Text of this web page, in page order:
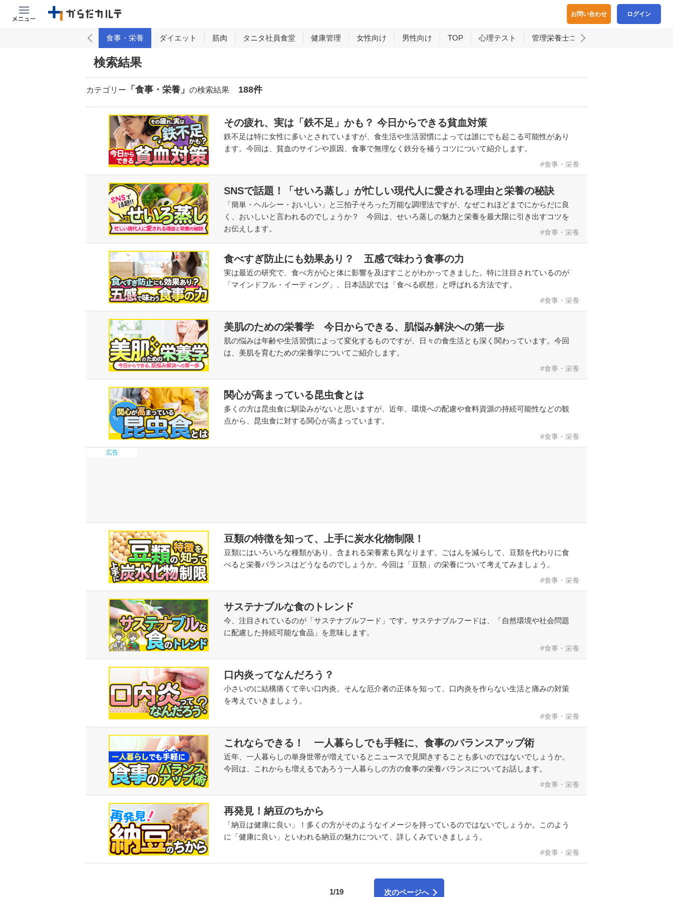
お問い合わせ ログイン
TOP 心理テスト 管理栄養士コラム
お酒 食事・栄養 ダイエット 筋肉 タニタ社員食堂 健康管理 女性向け 男性向け
検索結果
カテゴリー 「食事・栄養」 の検索結果 188件
その疲れ、実は「鉄不足」かも？ 今日からできる貧血対策
鉄不足は特に女性に多いとされていますが、食生活や生活習慣によっては誰にでも起こる可能性があり
ます。今回は、貧血のサインや原因、食事で無理なく鉄分を補うコツについて紹介します。
食事・栄養
SNSで話題！「せいろ蒸し」が忙しい現代人に愛される理由と栄養の秘訣
「簡単・ヘルシー・おいしい」と三拍子そろった万能な調理法ですが、なぜこれほどまでにからだに良
く、おいしいと言われるのでしょうか？ 今回は、せいろ蒸しの魅力と栄養を最大限に引き出すコツを
お伝えします。
食事・栄養
食べすぎ防止にも効果あり？ 五感で味わう食事の力
実は最近の研究で、食べ方が心と体に影響を及ぼすことがわかってきました。特に注目されているのが
「マインドフル・イーティング」、日本語訳では「食べる瞑想」と呼ばれる方法です。
食事・栄養
美肌のための栄養学 今日からできる、肌悩み解決への第一歩
肌の悩みは年齢や生活習慣によって変化するものですが、日々の食生活とも深く関わっています。今回
は、美肌を育むための栄養学についてご紹介します。
食事・栄養
関心が高まっている昆虫食とは
多くの方は昆虫食に馴染みがないと思いますが、近年、環境への配慮や食料資源の持続可能性などの観
点から、昆虫食に対する関心が高まっています。
食事・栄養
豆類の特徴を知って、上手に炭水化物制限！
豆類にはいろいろな種類があり、含まれる栄養素も異なります。ごはんを減らして、豆類を代わりに食
べると栄養バランスはどうなるのでしょうか。今回は「豆類」の栄養について考えてみましょう。
食事・栄養
サステナブルな食のトレンド
今、注目されているのが「サステナブルフード」です。サステナブルフードは、「自然環境や社会問題
に配慮した持続可能な食品」を意味します。
食事・栄養
口内炎ってなんだろう？
小さいのに結構痛くて辛い口内炎。そんな厄介者の正体を知って、口内炎を作らない生活と痛みの対策
を考えていきましょう。
食事・栄養
これならできる！ 一人暮らしでも手軽に、食事のバランスアップ術
近年、一人暮らしの単身世帯が増えているとニュースで見聞きすることも多いのではないでしょうか。
今回は、これからも増えるであろう一人暮らしの方の食事の栄養バランスについてお話します。
食事・栄養
再発見！納豆のちから
「納豆は健康に良い」！多くの方がそのようなイメージを持っているのではないでしょうか。このよう
に「健康に良い」といわれる納豆の魅力について、詳しくみていきましょう。
食事・栄養
1/19 次のページへ